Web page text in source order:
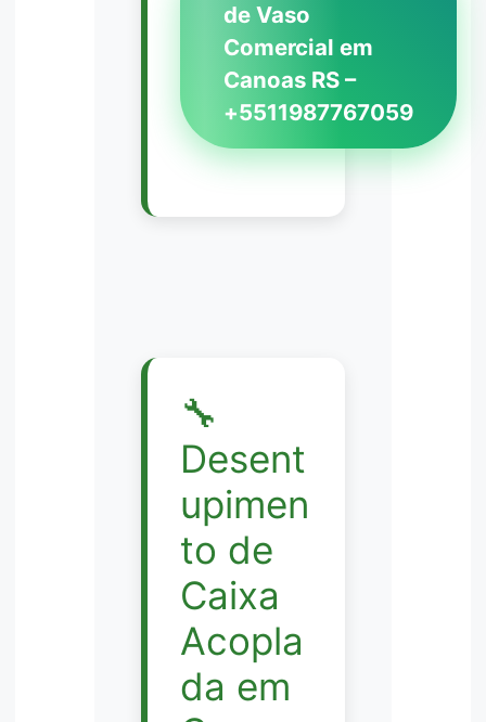
de Vaso
Comercial em
Canoas RS –
+5511987767059
🔧
Desent
upimen
to de
Caixa
Acopla
da em